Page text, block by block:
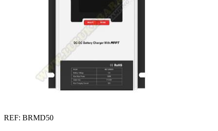
REF: BRMD50